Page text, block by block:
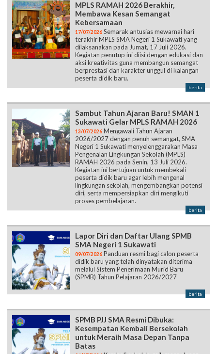
MPLS RAMAH 2026 Berakhir,
Membawa Kesan Semangat
Kebersamaan
17/07/2026 Semarak antusias mewarnai hari
terakhir MPLS SMA Negeri 1 Sukawati yang
dilaksanakan pada Jumat, 17 Juli 2026.
Kegiatan penutup ini diisi dengan edukasi dan
aksi kreativitas guna membangun semangat
berprestasi dan karakter unggul di kalangan
peserta didik baru.
berita
Sambut Tahun Ajaran Baru! SMAN 1
Sukawati Gelar MPLS RAMAH 2026
13/07/2026 Mengawali Tahun Ajaran
2026/2027 dengan penuh semangat, SMA
Negeri 1 Sukawati menyelenggarakan Masa
Pengenalan Lingkungan Sekolah (MPLS)
RAMAH 2026 pada Senin, 13 Juli 2026.
Kegiatan ini bertujuan untuk membekali
peserta didik baru agar lebih mengenal
lingkungan sekolah, mengembangkan potensi
diri, serta mempersiapkan diri mengikuti
proses pembelajaran.
berita
Lapor Diri dan Daftar Ulang SPMB
SMA Negeri 1 Sukawati
09/07/2026 Panduan resmi bagi calon peserta
didik baru yang telah dinyatakan diterima
melalui Sistem Penerimaan Murid Baru
(SPMB) Tahun Pelajaran 2026/2027
berita
SPMB PJJ SMA Resmi Dibuka:
Kesempatan Kembali Bersekolah
untuk Meraih Masa Depan Tanpa
Batas